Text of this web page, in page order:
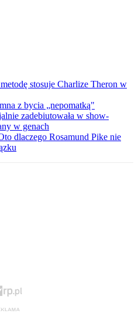
stosuje Charlize Theron w
z bycia „nepomatką"
zadebiutowała w show-
w genach
dlaczego Rosamund Pike nie